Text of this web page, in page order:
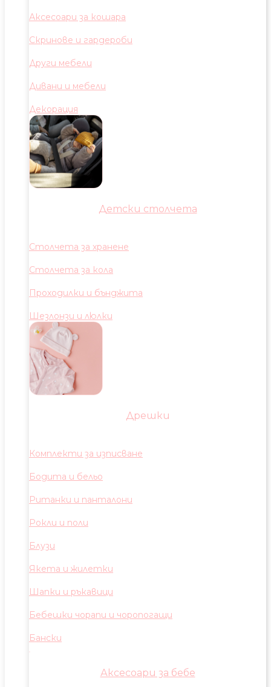
Аксесоари за кошара
Скринове и гардероби
Други мебели
Дивани и мебели
Декорация
Детски столчета
Столчета за хранене
Столчета за кола
Проходилки и бънджита
Шезлонзи и люлки
Дрешки
Комплекти за изписване
Бодита и бельо
Ританки и панталони
Рокли и поли
Блузи
Якета и жилетки
Шапки и ръкавици
Бебешки чорапи и чоропогащи
Бански
Аксесоари за бебе